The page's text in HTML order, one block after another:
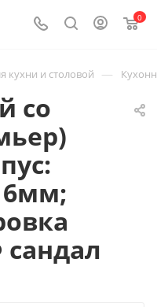
0
кухни и столовой —
со